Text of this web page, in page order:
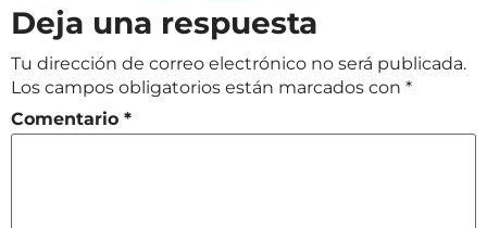
Deja una respuesta
Tu dirección de correo electrónico no será publicada.
Los campos obligatorios están marcados con *
Comentario *